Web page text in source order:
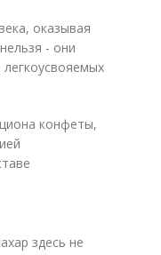
оказывая
- они
конфеты,
здесь не